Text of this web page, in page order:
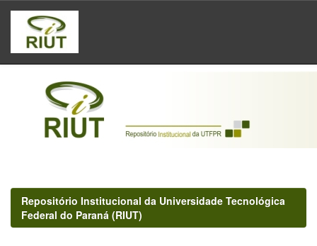
Skip
navigation
Repositório Institucional da Universidade Tecnológica
Federal do Paraná (RIUT)